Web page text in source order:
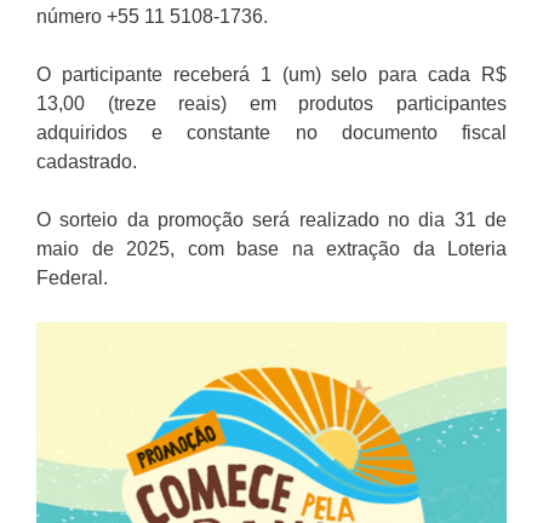
número +55 11 5108-1736.
O participante receberá 1 (um) selo para cada R$
13,00 (treze reais) em produtos participantes
adquiridos e constante no documento fiscal
cadastrado.
O sorteio da promoção será realizado no dia 31 de
maio de 2025, com base na extração da Loteria
Federal.